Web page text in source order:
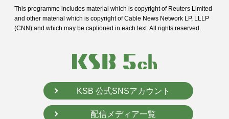
This programme includes material which is copyright of Reuters Limited
and other material which is copyright of Cable News Network LP, LLLP
(CNN) and which may be captioned in each text. All rights reserved.
KSB 公式SNSアカウント
配信メディア一覧